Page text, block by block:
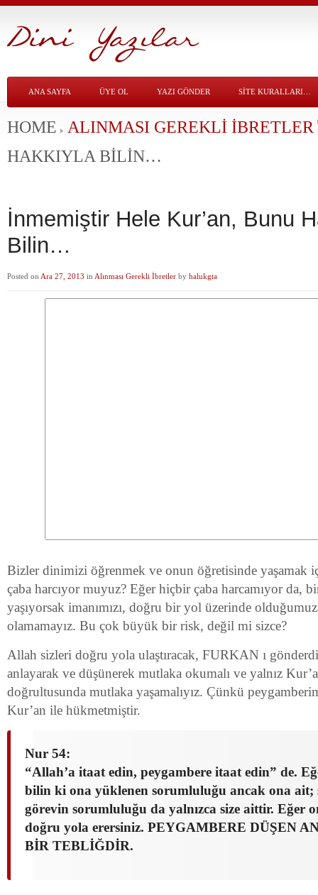
ANA SAYFA ÜYE OL YAZI GÖNDER SITE KURALLARI…
HOME
ALINMASI GEREKLI İBRETLER
HAKKIYLA BILIN…
İnmemiştir Hele Kur’an, Bunu
Bilin…
Posted on Ara 27, 2013 in Alınması Gerekli İbretler by halukgta
Bizler dinimizi öğrenmek ve onun öğretisinde yaşamak
çaba harcıyor muyuz? Eğer hiçbir çaba harcamıyor da,
yaşıyorsak imanımızı, doğru bir yol üzerinde
olamamayız. Bu çok büyük bir risk, değil mi sizce?
Allah sizleri doğru yola ulaştıracak, FURKAN ı
anlayarak ve düşünerek mutlaka okumalı ve yalnız
doğrultusunda mutlaka yaşamalıyız. Çünkü
Kur’an ile hükmetmiştir.
Nur 54:
“Allah’a itaat edin, peygambere itaat edin” de.
bilin ki ona yüklenen sorumluluğu ancak ona ait;
görevin sorumluluğu da yalnızca size aittir. Eğer
doğru yola erersiniz. PEYGAMBERE DÜŞEN
BİR TEBLİĞDİR.